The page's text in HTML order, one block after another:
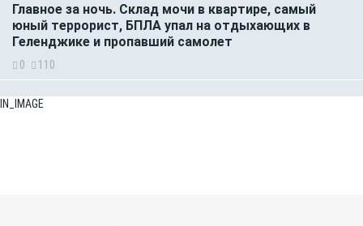
Главное за ночь. Склад мочи в квартире, самый
юный террорист, БПЛА упал на отдыхающих в
Геленджике и пропавший самолет
0 110
IN_IMAGE